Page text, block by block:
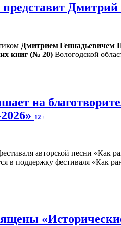
представит
Дмитрием
книг (№ 20) Вологодской
на
12+
в поддержку фестиваля «Как